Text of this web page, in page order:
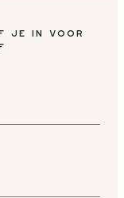
je in voor